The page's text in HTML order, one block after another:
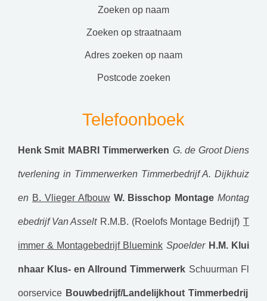
zoeken op naam
zoeken op straatnaam
adres zoeken op naam
postcode zoeken
Telefoonboek
Henk Smit MABRI Timmerwerken G. de Groot Diens
tverlening in Timmerwerken Timmerbedrijf A. Dijkhuiz
en B. Vlieger Afbouw W. Bisschop Montage Montag
ebedrijf Van Asselt R.M.B. (Roelofs Montage Bedrijf) T
immer & Montagebedrijf Bluemink Spoelder H.M. Klui
nhaar Klus- en Allround Timmerwerk Schuurman Fl
oorservice Bouwbedrijf/Landelijkhout Timmerbedrij